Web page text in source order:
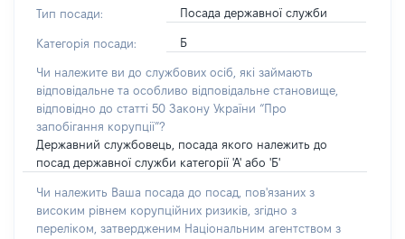
Тип посади: Посада державної служби
Категорія посади: Б
Чи належите ви до службових осіб, які займають
відповідальне та особливо відповідальне становище,
відповідно до статті 50 Закону України “Про
запобігання корупції”?
Державний службовець, посада якого належить до
посад державної служби категорії 'А' або 'Б'
Чи належить Ваша посада до посад, пов'язаних з
високим рівнем корупційних ризиків, згідно з
переліком, затвердженим Національним агентством з